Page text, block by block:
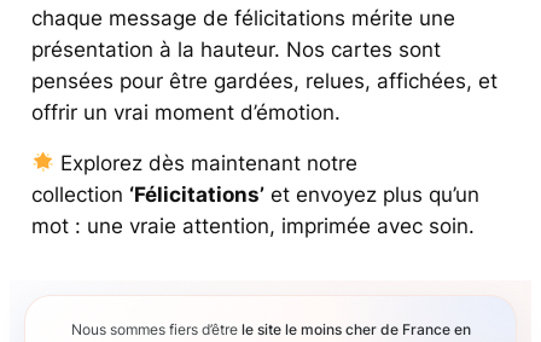
chaque message de félicitations mérite une
présentation à la hauteur. Nos cartes sont
pensées pour être gardées, relues, affichées, et
offrir un vrai moment d’émotion.
Explorez dès maintenant notre
collection ‘Félicitations’et envoyez plus qu’un
mot : une vraie attention, imprimée avec soin.
Nous sommes fiers d’être le site le moins cher de France en